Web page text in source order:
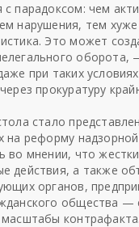
парадоксом: чем
нарушения, тем хуже
Это может
оборота,
при таких
прокуратуру
стало
на реформу
во мнении, что
действия, а также
органов,
общества —